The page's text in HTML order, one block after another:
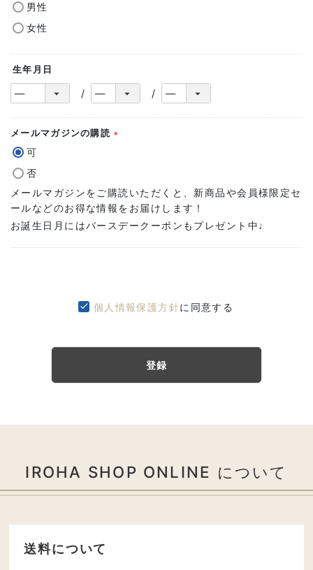
男性
女性
生年月日
メールマガジンの購読
可
否
メールマガジンをご購読いただくと、新商品や会員様限定セ
ールなどのお得な情報をお届けします！
お誕生日月にはバースデークーポンもプレゼント中♩
個人情報保護方針に同意する
登録
IROHA SHOP ONLINE について
送料について